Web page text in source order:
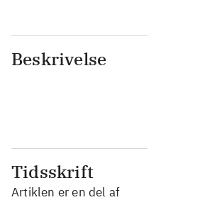
Beskrivelse
Tidsskrift
Artiklen er en del af